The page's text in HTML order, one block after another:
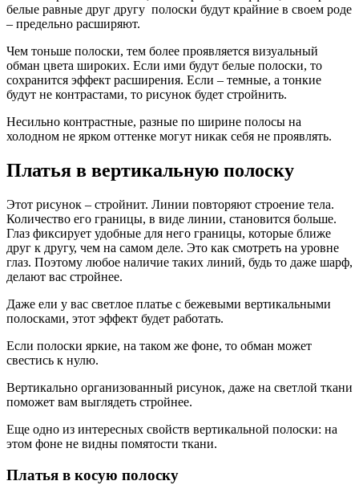
белые равные друг другу полоски будут крайние в своем роде
– предельно расширяют.
Чем тоньше полоски, тем более проявляется визуальный
обман цвета широких. Если ими будут белые полоски, то
сохранится эффект расширения. Если – темные, а тонкие
будут не контрастами, то рисунок будет стройнить.
Несильно контрастные, разные по ширине полосы на
холодном не ярком оттенке могут никак себя не проявлять.
Платья в вертикальную полоску
Этот рисунок – стройнит. Линии повторяют строение тела.
Количество его границы, в виде линии, становится больше.
Глаз фиксирует удобные для него границы, которые ближе
друг к другу, чем на самом деле. Это как смотреть на уровне
глаз. Поэтому любое наличие таких линий, будь то даже шарф,
делают вас стройнее.
Даже ели у вас светлое платье с бежевыми вертикальными
полосками, этот эффект будет работать.
Если полоски яркие, на таком же фоне, то обман может
свестись к нулю.
Вертикально организованный рисунок, даже на светлой ткани
поможет вам выглядеть стройнее.
Еще одно из интересных свойств вертикальной полоски: на
этом фоне не видны помятости ткани.
Платья в косую полоску